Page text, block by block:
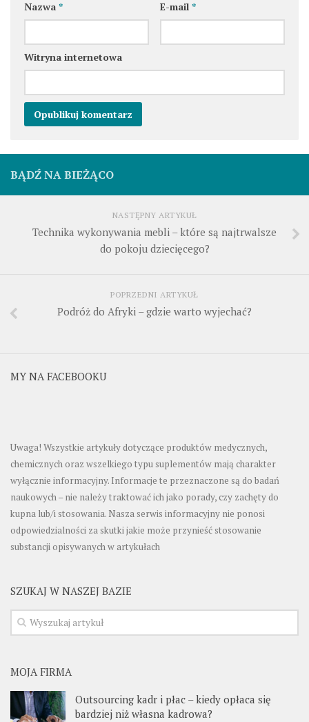
Nazwa * E-mail *
Witryna internetowa
BĄDŹ NA BIEŻĄCO
NASTĘPNY ARTYKUŁ
Technika wykonywania mebli – które są najtrwalsze
do pokoju dziecięcego?
POPRZEDNI ARTYKUŁ
Podróż do Afryki – gdzie warto wyjechać?
MY NA FACEBOOKU
Uwaga! Wszystkie artykuły dotyczące produktów medycznych,
chemicznych oraz wszelkiego typu suplementów mają charakter
wyłącznie informacyjny. Informacje te przeznaczone są do badań
naukowych – nie należy traktować ich jako porady, czy zachęty do
kupna lub/i stosowania. Nasza serwis informacyjny nie ponosi
odpowiedzialności za skutki jakie może przynieść stosowanie
substancji opisywanych w artykułach
SZUKAJ W NASZEJ BAZIE
MOJA FIRMA
Outsourcing kadr i płac – kiedy opłaca się
bardziej niż własna kadrowa?